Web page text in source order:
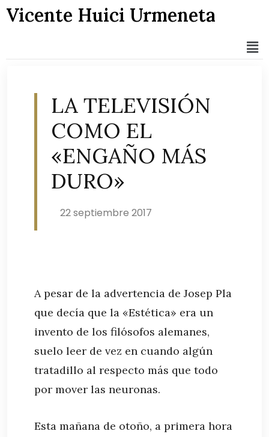
Vicente Huici Urmeneta
LA TELEVISIÓN
COMO EL
«ENGAÑO MÁS
DURO»
22 septiembre 2017
A pesar de la advertencia de Josep Pla
que decía que la «Estética» era un
invento de los filósofos alemanes,
suelo leer de vez en cuando algún
tratadillo al respecto más que todo
por mover las neuronas.
Esta mañana de otoño, a primera hora